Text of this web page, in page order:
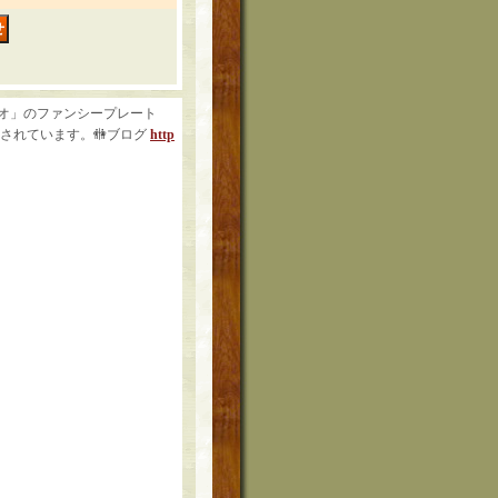
」のファンシープレート
れています。🚻ブログ http